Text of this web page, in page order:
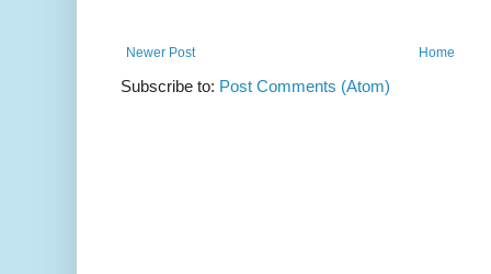
Newer Post Home
Subscribe to: Post Comments (Atom)